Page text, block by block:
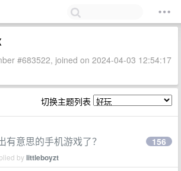
#683522, joined on 2024-04-03 12:54:17
切换主题列表
有意思的手机游戏了？
bylittleboyzt
156